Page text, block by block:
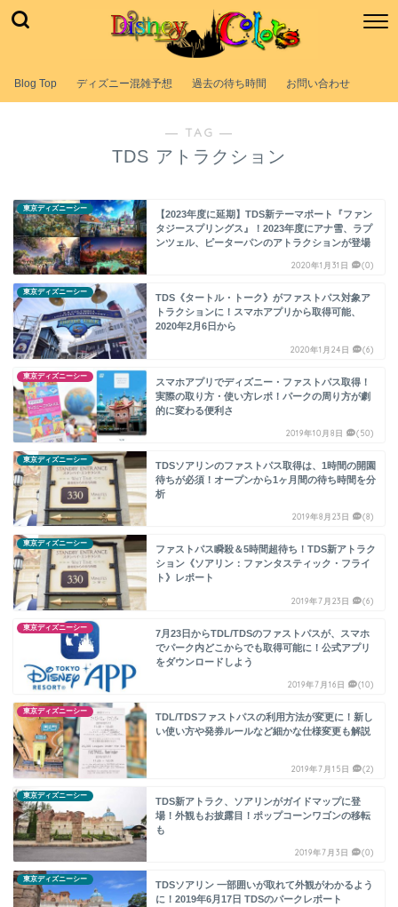
Blog Top ディズニー混雑予想 過去の待ち時間 お問い合わせ
― TAG ―
TDS アトラクション
東京ディズニーシー
【2023年度に延期】TDS新テーマポート『ファン
タジースプリングス』！2023年度にアナ雪、ラプ
ンツェル、ピーターパンのアトラクションが登場
2020年1月31日 (0)
東京ディズニーシー
TDS《タートル・トーク》がファストパス対象ア
トラクションに！スマホアプリから取得可能、
2020年2月6日から
2020年1月24日 (6)
東京ディズニーシー
スマホアプリでディズニー・ファストパス取得！
実際の取り方・使い方レポ！パークの周り方が劇
的に変わる便利さ
2019年10月8日 (50)
東京ディズニーシー
TDSソアリンのファストパス取得は、1時間の開園
待ちが必須！オープンから1ヶ月間の待ち時間を分
析
2019年8月23日 (8)
東京ディズニーシー
ファストパス瞬殺＆5時間超待ち！TDS新アトラク
ション《ソアリン：ファンタスティック・フライ
ト》レポート
2019年7月23日 (6)
東京ディズニーシー
7月23日からTDL/TDSのファストパスが、スマホ
でパーク内どこからでも取得可能に！公式アプリ
をダウンロードしよう
2019年7月16日 (10)
東京ディズニーシー
TDL/TDSファストパスの利用方法が変更に！新し
い使い方や発券ルールなど細かな仕様変更も解説
2019年7月15日 (2)
東京ディズニーシー
TDS新アトラク、ソアリンがガイドマップに登
場！外観もお披露目！ポップコーンワゴンの移転
も
2019年7月3日 (0)
東京ディズニーシー
TDSソアリン 一部囲いが取れて外観がわかるよう
に！2019年6月17日 TDSのパークレポート